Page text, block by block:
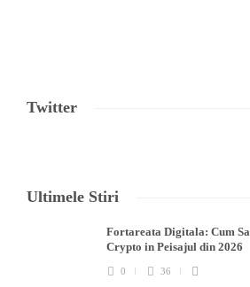
Twitter
Ultimele Stiri
Fortareata Digitala: Cum
Crypto in Peisajul din 2026
0 36